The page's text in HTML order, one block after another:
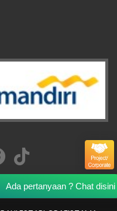
Ada pertanyaan ? Chat disini